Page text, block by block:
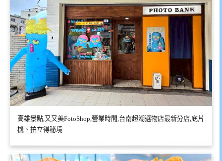
高雄景點,又又美FotoShop,營業時間,台南超潮選物店最新分店,底片
機、拍立得秘境